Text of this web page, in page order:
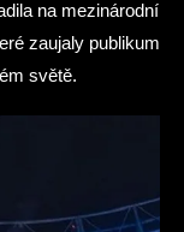
na mezinárodní
zaujaly publikum
světě.